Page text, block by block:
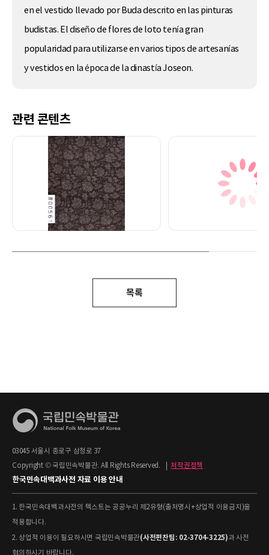
en el vestido llevado por Buda descrito en las pinturas
budistas. El diseño de flores de loto tenía gran
popularidad para utilizarse en varios tipos de artesanías
y vestidos en la época de la dinastía Joseon.
관련 콘텐츠
목록
03045 서울시 종로구 삼청로 37
Copyright © 국립민속박물관. All Rights Reserved.
저작권정책
한국민속대백과사전 자료 이용 안내
1. 한국민속대백과사전의 텍스트는 공공누리 제2유형(출처명시+상업적 이용금지)을
적용합니다.
2. 상업적 이용이 필요하시면 국립민속박물관(사전편찬팀: 02-3704-3225)과 사전
협의하시기 바랍니다.